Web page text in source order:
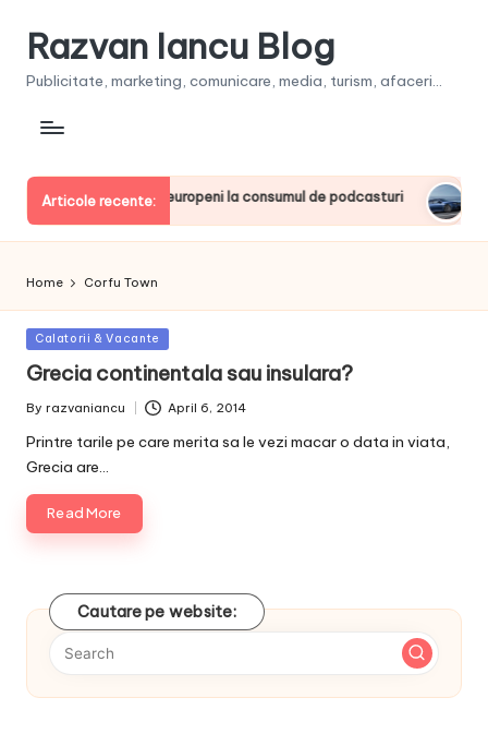
Razvan Iancu Blog
Publicitate, marketing, comunicare, media, turism, afaceri...
Articole recente:
printre liderii europeni la consumul de podcasturi
June
Home Corfu Town
Posted
Calatorii & Vacante
Grecia continentala sau insulara?
Posted
By razvaniancu April 6, 2014
Printre tarile pe care merita sa le vezi macar o data in viata,
Grecia are…
Read More
Cautare pe website: